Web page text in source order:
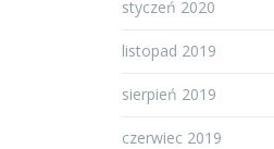
styczeń 2020
listopad 2019
sierpień 2019
czerwiec 2019